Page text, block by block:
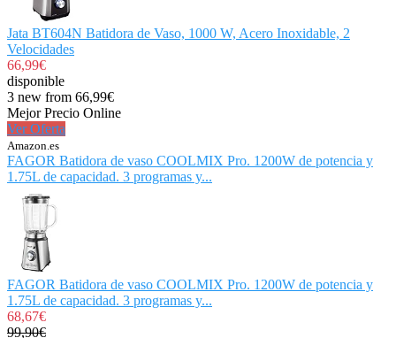
Jata BT604N Batidora de Vaso, 1000 W, Acero Inoxidable, 2
Velocidades
66,99€
disponible
3 new from 66,99€
Mejor Precio Online
Ver Oferta
Amazon.es
FAGOR Batidora de vaso COOLMIX Pro. 1200W de potencia y
1.75L de capacidad. 3 programas y...
FAGOR Batidora de vaso COOLMIX Pro. 1200W de potencia y
1.75L de capacidad. 3 programas y...
68,67€
99,90€